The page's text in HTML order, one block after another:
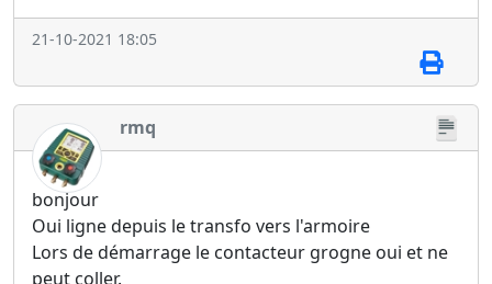
21-10-2021 18:05
rmq
bonjour
Oui ligne depuis le transfo vers l'armoire
Lors de démarrage le contacteur grogne oui et ne
peut coller.